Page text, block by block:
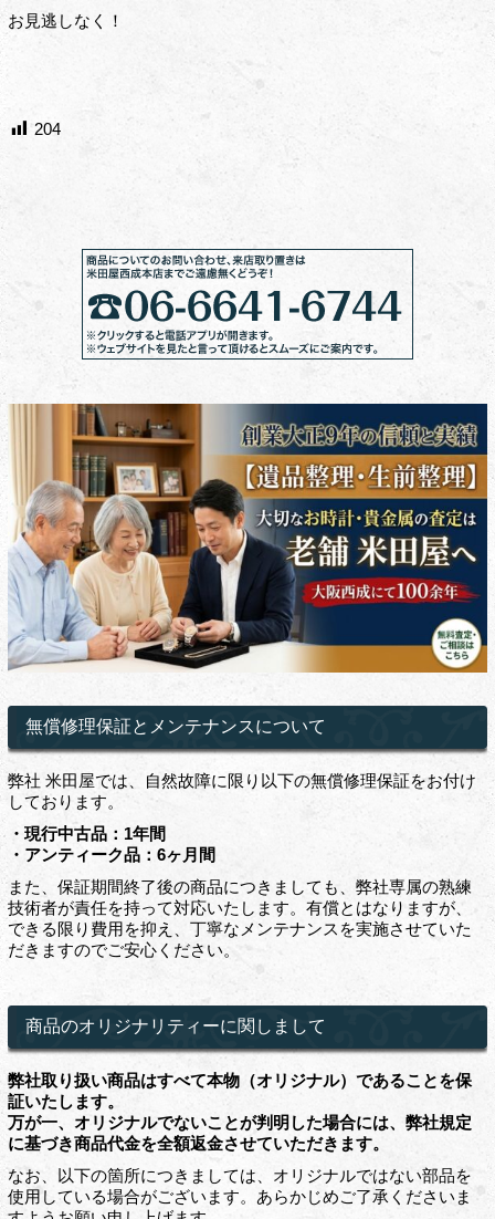
お見逃しなく！
204
無償修理保証とメンテナンスについて
弊社 米田屋では、自然故障に限り以下の無償修理保証をお付け
しております。
・現行中古品：1年間
・アンティーク品：6ヶ月間
また、保証期間終了後の商品につきましても、弊社専属の熟練
技術者が責任を持って対応いたします。有償とはなりますが、
できる限り費用を抑え、丁寧なメンテナンスを実施させていた
だきますのでご安心ください。
商品のオリジナリティーに関しまして
弊社取り扱い商品はすべて本物（オリジナル）であることを保
証いたします。
万が一、オリジナルでないことが判明した場合には、弊社規定
に基づき商品代金を全額返金させていただきます。
なお、以下の箇所につきましては、オリジナルではない部品を
使用している場合がございます。あらかじめご了承くださいま